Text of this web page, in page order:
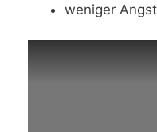
weniger